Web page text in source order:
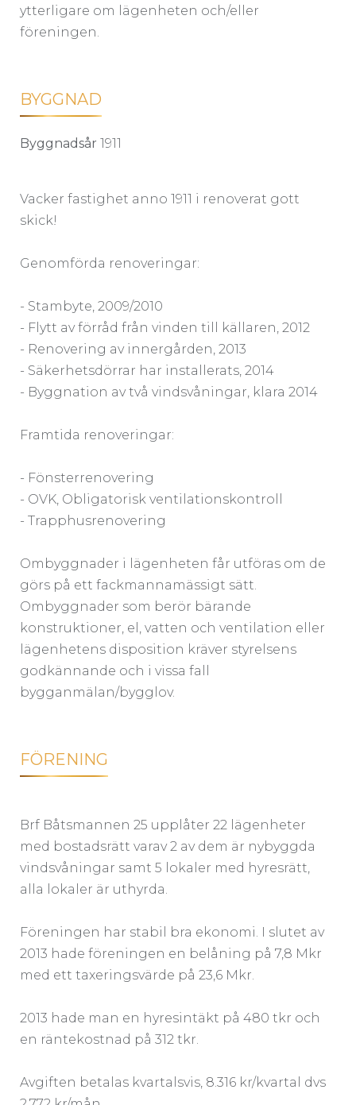
ytterligare om lägenheten och/eller
föreningen.
BYGGNAD
Byggnadsår 1911
Vacker fastighet anno 1911 i renoverat gott
skick!
Genomförda renoveringar:
- Stambyte, 2009/2010
- Flytt av förråd från vinden till källaren, 2012
- Renovering av innergården, 2013
- Säkerhetsdörrar har installerats, 2014
- Byggnation av två vindsvåningar, klara 2014
Framtida renoveringar:
- Fönsterrenovering
- OVK, Obligatorisk ventilationskontroll
- Trapphusrenovering
Ombyggnader i lägenheten får utföras om de
görs på ett fackmannamässigt sätt.
Ombyggnader som berör bärande
konstruktioner, el, vatten och ventilation eller
lägenhetens disposition kräver styrelsens
godkännande och i vissa fall
bygganmälan/bygglov.
FÖRENING
Brf Båtsmannen 25 upplåter 22 lägenheter
med bostadsrätt varav 2 av dem är nybyggda
vindsvåningar samt 5 lokaler med hyresrätt,
alla lokaler är uthyrda.
Föreningen har stabil bra ekonomi. I slutet av
2013 hade föreningen en belåning på 7,8 Mkr
med ett taxeringsvärde på 23,6 Mkr.
2013 hade man en hyresintäkt på 480 tkr och
en räntekostnad på 312 tkr.
Avgiften betalas kvartalsvis, 8.316 kr/kvartal dvs